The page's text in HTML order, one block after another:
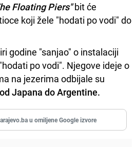
Floating Piers"bit će
koji žele "hodati po vodi" do
godine "sanjao" o instalaciji
po vodi". Njegove ideje o
na jezerima odbijale su
od Japana do Argentine.
u omiljene Google izvore